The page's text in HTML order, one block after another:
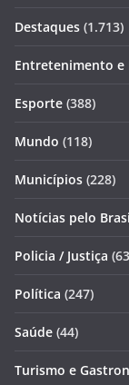
Destaques (1.713)
Entretenimento e
Esporte (388)
Mundo (118)
Municípios (228)
Notícias pelo
Policia / Justiça
Política (247)
Saúde (44)
Turismo e